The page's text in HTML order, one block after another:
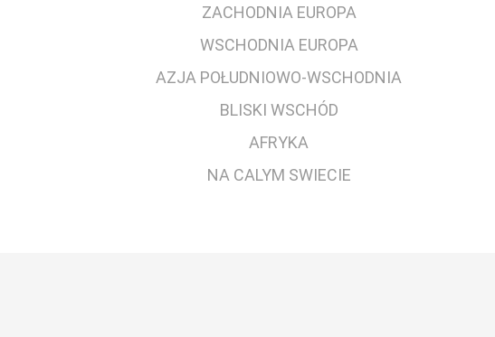
ZACHODNIA EUROPA
WSCHODNIA EUROPA
AZJA POŁUDNIOWO-WSCHODNIA
BLISKI WSCHÓD
AFRYKA
NA CALYM SWIECIE